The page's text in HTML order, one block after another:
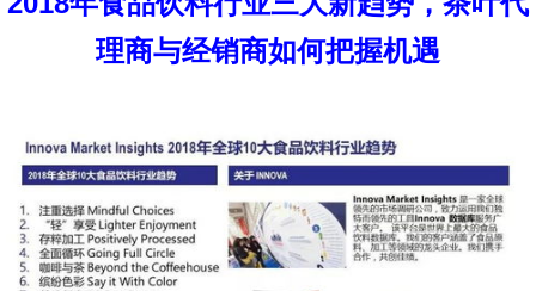
理商与经销商如何把握机遇